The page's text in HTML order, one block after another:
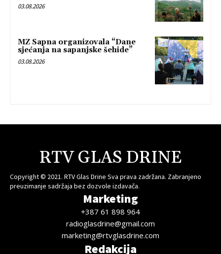
03.08.2026
MZ Sapna organizovala “Dane
sjećanja na sapanjske šehide”
03.08.2026
RTV GLAS DRINE
Copyright © 2021. RTV Glas Drine Sva prava zadržana. Zabranjeno
preuzimanje sadržaja bez dozvole izdavača.
Marketing
+387 61 898 964
radioglasdrine@gmail.com
marketing@rtvglasdrine.com
Redakcija